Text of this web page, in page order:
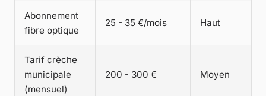
Abonnement
fibre optique
25 - 35 €/mois Haut
Tarif crèche
municipale
(mensuel)
200 - 300 € Moyen